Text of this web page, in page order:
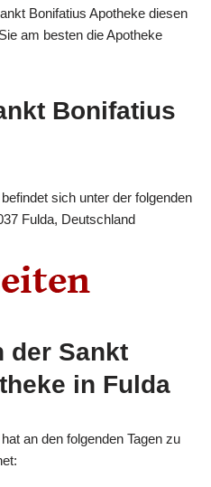
Bonifatius Apotheke diesen
am besten die Apotheke
Bonifatius
sich unter der folgenden
Fulda, Deutschland
der Sankt
in Fulda
an den folgenden Tagen zu